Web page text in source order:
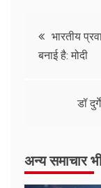
भारतीय
बनाई है: मोदी
डॉ
अन्य समाचार